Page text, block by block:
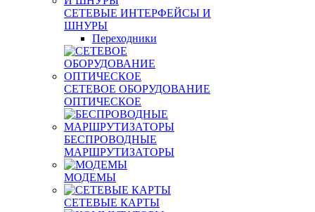
СЕТЕВЫЕ ИНТЕРФЕЙСЫ И
ШНУРЫ
Переходники
СЕТЕВОЕ ОБОРУДОВАНИЕ
ОПТИЧЕСКОЕ
БЕСПРОВОДНЫЕ
МАРШРУТИЗАТОРЫ
МОДЕМЫ
СЕТЕВЫЕ КАРТЫ